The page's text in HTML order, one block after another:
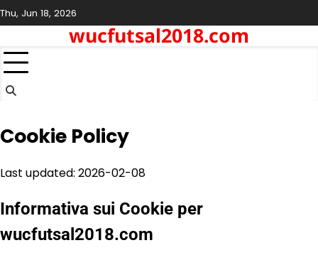
Skip
to
Thu, Jun 18, 2026
wucfutsal2018.com
Cookie Policy
Last updated: 2026-02-08
Informativa sui Cookie per
wucfutsal2018.com